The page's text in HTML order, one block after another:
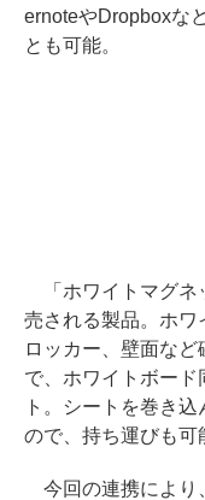
ernoteやDropboxな
とも可能。
「ホワイトマグネ
売される製品。ホワ
ロッカー、壁面な
で、ホワイトボー
ト。シートを巻き
ので、持ち運びも可
今回の連携により